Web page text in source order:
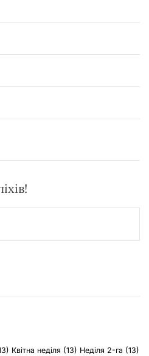
Квітна неділя (13) Неділя 2-га (13)